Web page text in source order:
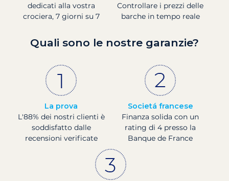
dedicati alla vostra
crociera, 7 giorni su 7
Controllare i prezzi delle
barche in tempo reale
Quali sono le nostre garanzie?
La prova
L'88% dei nostri clienti è
soddisfatto dalle
recensioni verificate
Societá francese
Finanza solida con un
rating di 4 presso la
Banque de France